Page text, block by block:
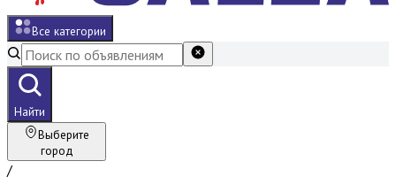
Все категории
Найти
Выберите
город
/